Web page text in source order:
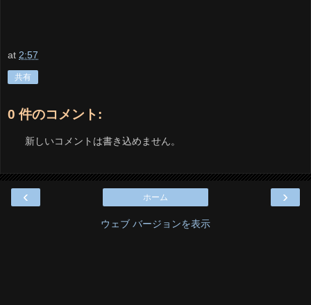
at 2:57
共有
0 件のコメント:
新しいコメントは書き込めません。
‹ ›
ホーム
ウェブ バージョンを表示